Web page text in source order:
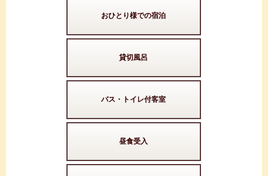
おひとり様での宿泊
貸切風呂
バス・トイレ付客室
昼食受入